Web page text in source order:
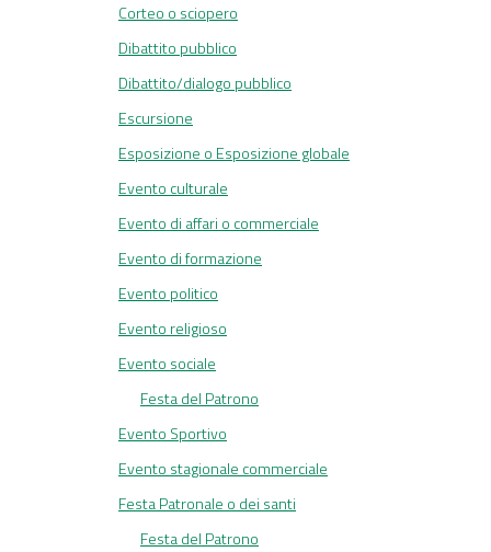
Corteo o sciopero
Dibattito pubblico
Dibattito/dialogo pubblico
Escursione
Esposizione o Esposizione globale
Evento culturale
Evento di affari o commerciale
Evento di formazione
Evento politico
Evento religioso
Evento sociale
Festa del Patrono
Evento Sportivo
Evento stagionale commerciale
Festa Patronale o dei santi
Festa del Patrono